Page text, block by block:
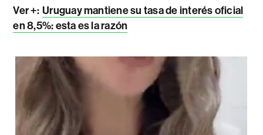
Ver +: Uruguay mantiene su tasa de interés oficial
en 8,5%: esta es la razón